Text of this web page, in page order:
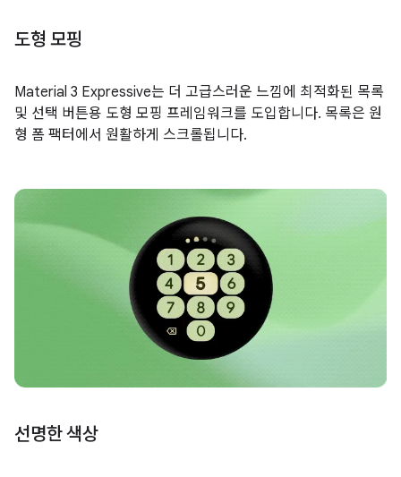
도형 모핑
Material 3 Expressive는 더 고급스러운 느낌에 최적화된 목록
및 선택 버튼용 도형 모핑 프레임워크를 도입합니다. 목록은 원
형 폼 팩터에서 원활하게 스크롤됩니다.
선명한 색상